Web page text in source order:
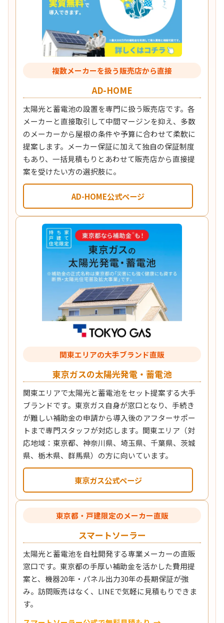
複数メーカーを扱う販売店から直接
AD-HOME
太陽光と蓄電池の設置を専門に扱う販売店です。各
メーカーと直接取引して中間マージンを抑え、多数
のメーカーから屋根の条件や予算に合わせて柔軟に
提案します。メーカー保証に加えて独自の保証制度
もあり、一括見積もりとあわせて販売店から直接提
案を受けたい方の選択肢に。
AD-HOME公式ページ
関東エリアの大手ブランド直販
東京ガスの太陽光発電・蓄電池
関東エリアで太陽光と蓄電池をセット提案する大手
ブランドです。東京ガス自身が窓口となり、手続き
が難しい補助金の申請から導入後のアフターサポー
トまで専門スタッフが対応します。関東エリア（対
応地域：東京都、神奈川県、埼玉県、千葉県、茨城
県、栃木県、群馬県）の方に向いています。
東京ガス公式ページ
東京都・戸建限定のメーカー直販
スマートソーラー
太陽光と蓄電池を自社開発する専業メーカーの直販
窓口です。東京都の手厚い補助金を活かした費用提
案と、機器20年・パネル出力30年の長期保証が強
み。訪問販売はなく、LINEで気軽に見積もりできま
す。